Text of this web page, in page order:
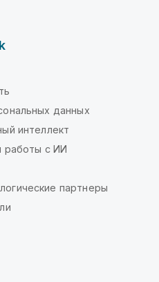
данных
интеллект
работы с ИИ
партнеры